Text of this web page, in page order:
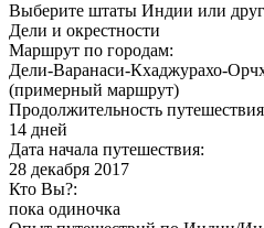
Выберите штаты Индии или
Дели и окрестности
Маршрут по городам:
Дели-Варанаси-Кхаджурахо-
(примерный маршрут)
Продолжительность
14 дней
Дата начала путешествия:
28 декабря 2017
Кто Вы?:
пока одиночка